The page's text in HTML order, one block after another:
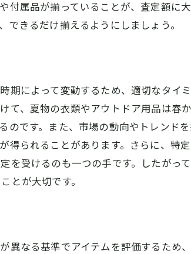
知識
付属品が揃っていることが、査定額に
きるだけ揃えるようにしましょう。
期によって変動するため、適切なタイ
て、夏物の衣類やアウトドア用品は春
です。また、市場の動向やトレンド
得られることがあります。さらに、特
を受けるのも一つの手です。したがっ
とが大切です。
異なる基準でアイテムを評価するため